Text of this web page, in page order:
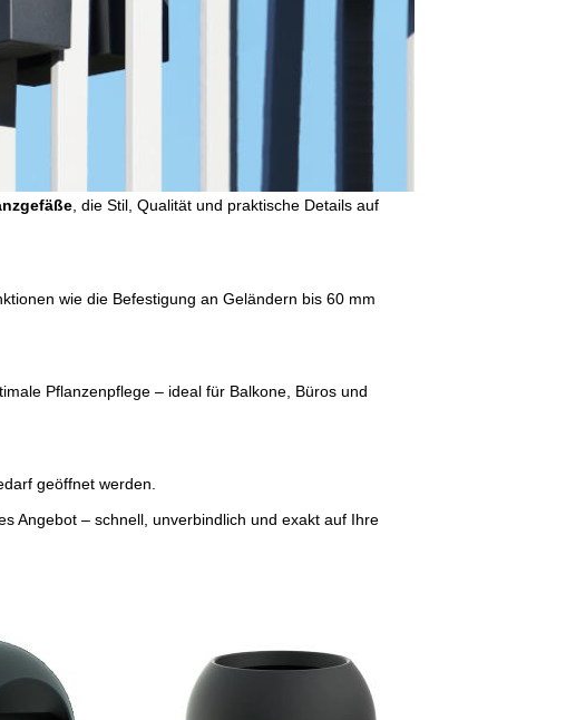
, die Stil, Qualität und praktische Details auf
wie die Befestigung an Geländern bis 60 mm
Pflanzenpflege – ideal für Balkone, Büros und
geöffnet werden.
Angebot – schnell, unverbindlich und exakt auf Ihre